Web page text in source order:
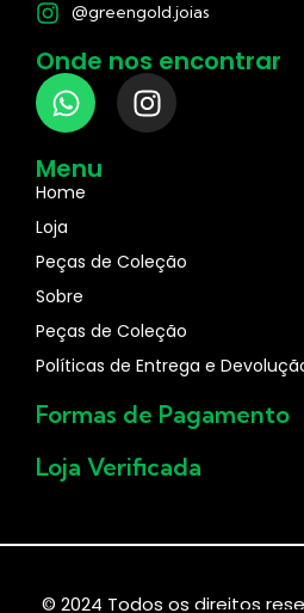
@greengold.joias
Onde nos encontrar
Menu
Home
Loja
Peças de Coleção
Sobre
Peças de Coleção
Políticas de Entrega e
Formas de Pagamento
Loja Verificada
Green Gold
© 2024 Todos os direitos